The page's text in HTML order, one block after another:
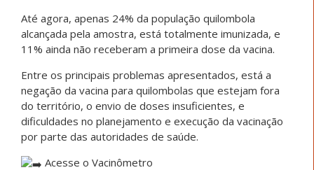
Até agora, apenas 24% da população quilombola
alcançada pela amostra, está totalmente imunizada, e
11% ainda não receberam a primeira dose da vacina.
Entre os principais problemas apresentados, está a
negação da vacina para quilombolas que estejam fora
do território, o envio de doses insuficientes, e
dificuldades no planejamento e execução da vacinação
por parte das autoridades de saúde.
Acesse o Vacinômetro